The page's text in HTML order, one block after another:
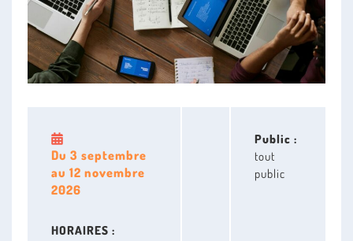
Du 3 septembre
au 12 novembre
2026
HORAIRES :
Public :
tout
public